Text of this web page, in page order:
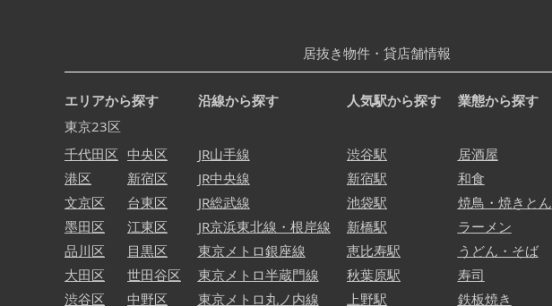
居抜き物件・貸店舗情報
エリアから探す
東京23区
千代田区
港区
文京区
墨田区
品川区
大田区
渋谷区
中央区
新宿区
台東区
江東区
目黒区
世田谷区
中野区
沿線から探す
JR山手線
JR中央線
JR総武線
JR京浜東北線・根岸線
東京メトロ銀座線
東京メトロ半蔵門線
東京メトロ丸ノ内線
人気駅から探す
渋谷駅
新宿駅
池袋駅
新橋駅
恵比寿駅
秋葉原駅
上野駅
業態から探す
居酒屋
和食
焼鳥・焼きとん
ラーメン
うどん・そば
寿司
鉄板焼き